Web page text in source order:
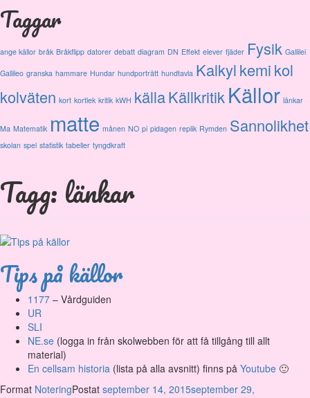
Taggar
ange källor bråk Bråkflipp datorer debatt diagram DN Effekt elever fjäder Fysik Gallilei
Gallileo granska hammare Hundar hundporträtt hundtavla Kalkylkemikol
kolväten kort kortlek kritik kWH källaKällkritikKällor länkar
Ma Matematik matte månen NO pi pidagen replik Rymden Sannolikhet
skolan spel statistik tabeller tyngdkraft
Tagg: länkar
Tips på källor
1177 – Vårdguiden
UR
SLI
NE.se (logga in från skolwebben för att få tillgång till allt
material)
En cellsam historia (lista på alla avsnitt) finns på Youtube 🙂
Format NoteringPostat september 14, 2015september 29,